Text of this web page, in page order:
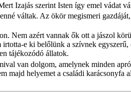
Izajás szerint Isten így emel vádat
váltak. Az ökör megismeri
Nem azért vannak ők ott a jászol
e ki belőlünk a szívnek
tájékozódó állatok.
van dolgom, amelynek minden
majd helyemet a családi karácsonyfa